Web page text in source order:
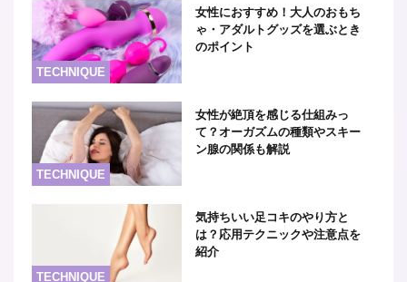
TECHNIQUE
女性におすすめ！大人のおもち
ゃ・アダルトグッズを選ぶとき
のポイント
TECHNIQUE
女性が絶頂を感じる仕組みっ
て？オーガズムの種類やスキー
ン腺の関係も解説
TECHNIQUE
気持ちいい足コキのやり方と
は？応用テクニックや注意点を
紹介